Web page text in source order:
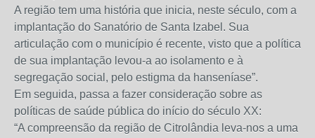
A região tem uma história que inicia, neste século, com a
implantação do Sanatório de Santa Izabel. Sua
articulação com o município é recente, visto que a política
de sua implantação levou-a ao isolamento e à
segregação social, pelo estigma da hanseníase”.
Em seguida, passa a fazer consideração sobre as
políticas de saúde pública do início do século XX:
“A compreensão da região de Citrolândia leva-nos a uma